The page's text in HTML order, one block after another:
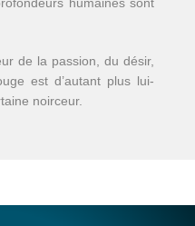
de la passion, du désir,
est d’autant plus lui-
noirceur.